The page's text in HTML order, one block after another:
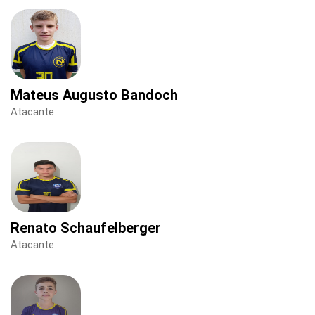
Mateus Augusto Bandoch
Atacante
Renato Schaufelberger
Atacante